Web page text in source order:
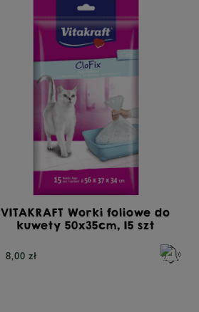
VITAKRAFT Worki foliowe do
kuwety 50x35cm, 15 szt
8,00 zł